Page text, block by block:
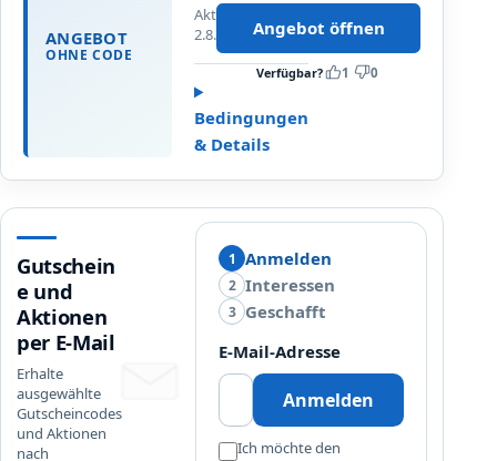
S
o
r
t
i
m
n
t
(
ANGEBOT
OHNE CODE
f
e
d
e
n
n
u
e
s
Aktualisiert
2.8.2026
Bedingungen
& Details
Angebot öffnen
Verfügbar? 1 0
Gutschein
e und
Aktionen
per E-Mail
Erhalte
ausgewählte
Gutscheincodes
und Aktionen
nach
1 Anmelden
2 Interessen
3 Geschafft
E-Mail-Adresse
Anmelden
Ich möchte den